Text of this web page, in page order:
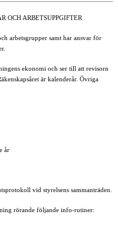
OCH ARBETSUPPGIFTER
arbetsgrupper samt har ansvar för
ekonomi och ser till att revisorn
är kalenderår. Övriga
år
vid styrelsens sammanträden.
rörande följande info-rutiner: